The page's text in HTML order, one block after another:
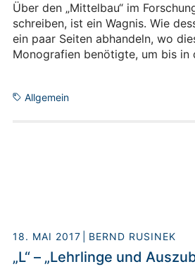
Über den „Mittelbau“ im
schreiben, ist ein Wagnis. Wie
ein paar Seiten abhandeln, wo
Monografien benötigte, um bis in
der Forschung und Entwicklung,
Allgemein
18. MAI 2017 BERND RUSINEK
„L“ – „Lehrlinge und